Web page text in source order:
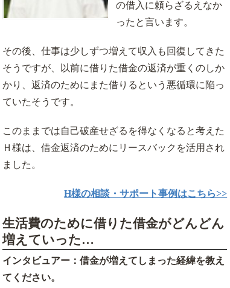
事業用不動産のリースバック
お客様の声
の借入に頼らざるえなか
ったと言います。
その後、仕事は少しずつ増えて収入も回復してきた
そうですが、以前に借りた借金の返済が重くのしか
かり、返済のためにまた借りるという悪循環に陥っ
ていたそうです。
このままでは自己破産せざるを得なくなると考えた
Ｈ様は、借金返済のためにリースバックを活用され
ました。
H様の相談・サポート事例はこちら>>
生活費のために借りた借金がどんどん
増えていった…
インタビュアー：借金が増えてしまった経緯を教え
てください。